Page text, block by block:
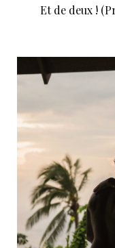
Et de deux !